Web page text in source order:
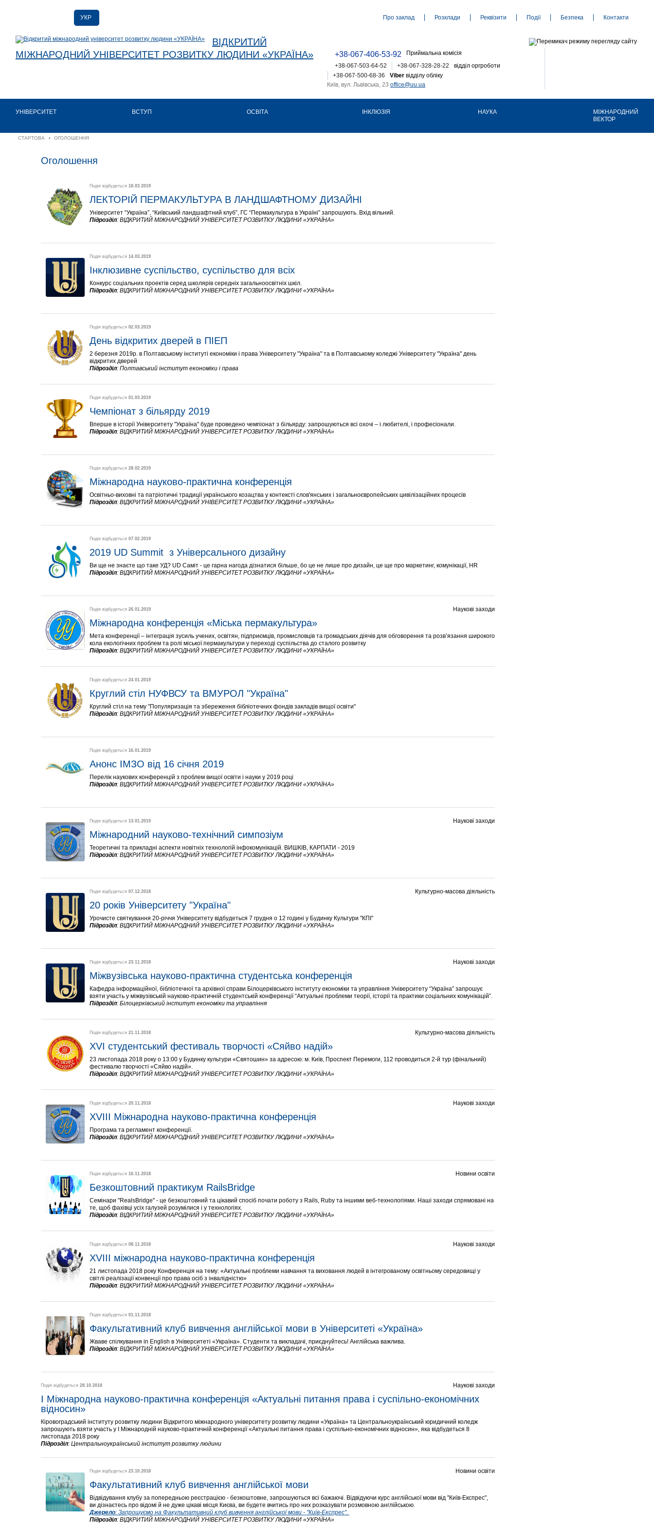
УКР
ENG
Про заклад Розклади Реквізити Події Безпека Контакти
ВІДКРИТИЙ
МІЖНАРОДНИЙ УНІВЕРСИТЕТ РОЗВИТКУ ЛЮДИНИ «УКРАЇНА»
+38-067-406-53-92
Приймальна комісія
відділ оргроботи
+38-067-503-64-52
+38-067-328-28-22
Viber відділу обліку
+38-067-500-68-36
Київ, вул. Львівська, 23 office@uu.ua
УНІВЕРСИТЕТ ВСТУП ОСВІТА ІНКЛЮЗІЯ НАУКА
МІЖНАРОДНИЙ
ВЕКТОР
СТАРТОВА › ОГОЛОШЕННЯ
Оголошення
Подія відбудеться 18.03.2019
ЛЕКТОРІЙ ПЕРМАКУЛЬТУРА В ЛАНДШАФТНОМУ ДИЗАЙНІ
Університет “Україна”, “Київський ландшафтний клуб”, ГС “Пермакультура в Україні” запрошують. Вхід вільний.
Підрозділ: ВІДКРИТИЙ МІЖНАРОДНИЙ УНІВЕРСИТЕТ РОЗВИТКУ ЛЮДИНИ «УКРАЇНА»
Подія відбудеться 14.03.2019
Інклюзивне суспільство, суспільство для всіх
Конкурс соціальних проектів серед школярів середніх загальноосвітніх шкіл.
Підрозділ: ВІДКРИТИЙ МІЖНАРОДНИЙ УНІВЕРСИТЕТ РОЗВИТКУ ЛЮДИНИ «УКРАЇНА»
Подія відбудеться 02.03.2019
День відкритих дверей в ПІЕП
2 березня 2019р. в Полтавському інституті економіки і права Університету "Україна" та в Полтавському коледжі Університету "Україна" день
відкритих дверей
Підрозділ: Полтавський інститут економіки і права
Подія відбудеться 01.03.2019
Чемпіонат з більярду 2019
Вперше в історії Університету "Україна" буде проведено чемпіонат з більярду: запрошуються всі охочі – і любителі, і професіонали.
Підрозділ: ВІДКРИТИЙ МІЖНАРОДНИЙ УНІВЕРСИТЕТ РОЗВИТКУ ЛЮДИНИ «УКРАЇНА»
Подія відбудеться 28.02.2019
Міжнародна науково-практична конференція
Освітньо-виховні та патріотичні традиції українського козацтва у контексті слов'янських і загальноєвропейських цивілізаційних процесів
Підрозділ: ВІДКРИТИЙ МІЖНАРОДНИЙ УНІВЕРСИТЕТ РОЗВИТКУ ЛЮДИНИ «УКРАЇНА»
Подія відбудеться 07.02.2019
2019 UD Summit  з Універсального дизайну
Ви ще не знаєте що таке УД? UD Саміт - це гарна нагода дізнатися більше, бо це не лише про дизайн, це ще про маркетинг, комунікації, HR
Підрозділ: ВІДКРИТИЙ МІЖНАРОДНИЙ УНІВЕРСИТЕТ РОЗВИТКУ ЛЮДИНИ «УКРАЇНА»
Наукові заходи
Подія відбудеться 26.01.2019
Міжнародна конференція «Міська пермакультура»
Мета конференції – інтеграція зусиль учених, освітян, підприємців, промисловців та громадських діячів для обговорення та розв’язання широкого
кола екологічних проблем та ролі міської пермакультури у переході суспільства до сталого розвитку
Підрозділ: ВІДКРИТИЙ МІЖНАРОДНИЙ УНІВЕРСИТЕТ РОЗВИТКУ ЛЮДИНИ «УКРАЇНА»
Подія відбудеться 24.01.2019
Круглий стіл НУФВСУ та ВМУРОЛ "Україна"
Круглий стіл на тему "Популяризація та збереження бібліотечних фондів закладів вищої освіти"
Підрозділ: ВІДКРИТИЙ МІЖНАРОДНИЙ УНІВЕРСИТЕТ РОЗВИТКУ ЛЮДИНИ «УКРАЇНА»
Подія відбудеться 16.01.2019
Анонс ІМЗО від 16 січня 2019
Перелік наукових конференцій з проблем вищої освіти і науки у 2019 році
Підрозділ: ВІДКРИТИЙ МІЖНАРОДНИЙ УНІВЕРСИТЕТ РОЗВИТКУ ЛЮДИНИ «УКРАЇНА»
Наукові заходи
Подія відбудеться 13.01.2019
Міжнародний науково-технічний симпозіум
Теоретичні та прикладні аспекти новітніх технологій інфокомунікацій. ВИШКІВ, КАРПАТИ - 2019
Підрозділ: ВІДКРИТИЙ МІЖНАРОДНИЙ УНІВЕРСИТЕТ РОЗВИТКУ ЛЮДИНИ «УКРАЇНА»
Культурно-масова діяльність
Подія відбудеться 07.12.2018
20 років Університету "Україна"
Урочисте святкування 20-річчя Університету відбудеться 7 грудня о 12 годині у Будинку Культури "КПІ"
Підрозділ: ВІДКРИТИЙ МІЖНАРОДНИЙ УНІВЕРСИТЕТ РОЗВИТКУ ЛЮДИНИ «УКРАЇНА»
Наукові заходи
Подія відбудеться 23.11.2018
Міжвузівська науково-практична студентська конференція
Кафедра інформаційної, бібліотечної та архівної справи Білоцерківського інституту економіки та управління Університету “Україна” запрошує
взяти участь у міжвузівській науково-практичній студентській конференції “Актуальні проблеми теорії, історії та практики соціальних комунікацій”.
Підрозділ: Білоцерківський інститут економіки та управління
Культурно-масова діяльність
Подія відбудеться 21.11.2018
ХVІ студентський фестиваль творчості «Сяйво надій»
23 листопада 2018 року о 13:00 у Будинку культури «Святошин» за адресою: м. Київ, Проспект Перемоги, 112 проводиться 2-й тур (фінальний)
фестивалю творчості «Сяйво надій».
Підрозділ: ВІДКРИТИЙ МІЖНАРОДНИЙ УНІВЕРСИТЕТ РОЗВИТКУ ЛЮДИНИ «УКРАЇНА»
Наукові заходи
Подія відбудеться 20.11.2018
XVIІІ Міжнародна науково-практична конференція
Програма та регламент конференції.
Підрозділ: ВІДКРИТИЙ МІЖНАРОДНИЙ УНІВЕРСИТЕТ РОЗВИТКУ ЛЮДИНИ «УКРАЇНА»
Новини освіти
Подія відбудеться 16.11.2018
Безкоштовний практикум RailsBridge
Семінари "RealsBridge" - це безкоштовний та цікавий спосіб почати роботу з Rails, Ruby та іншими веб-технологіями. Наші заходи спрямовані на
те, щоб фахівці усіх галузей розумілися і у технологіях.
Підрозділ: ВІДКРИТИЙ МІЖНАРОДНИЙ УНІВЕРСИТЕТ РОЗВИТКУ ЛЮДИНИ «УКРАЇНА»
Наукові заходи
Подія відбудеться 08.11.2018
ХVIІІ міжнародна науково-практична конференція
21 листопада 2018 року Конференція на тему: «Актуальні проблеми навчання та виховання людей в інтегрованому освітньому середовищі у
світлі реалізації конвенції про права осіб з інвалідністю»
Підрозділ: ВІДКРИТИЙ МІЖНАРОДНИЙ УНІВЕРСИТЕТ РОЗВИТКУ ЛЮДИНИ «УКРАЇНА»
Подія відбудеться 01.11.2018
Факультативний клуб вивчення англійської мови в Університеті «Україна»
Жваве спілкування in English в Університеті «Україна». Студенти та викладачі, приєднуйтесь! Англійська важлива.
Підрозділ: ВІДКРИТИЙ МІЖНАРОДНИЙ УНІВЕРСИТЕТ РОЗВИТКУ ЛЮДИНИ «УКРАЇНА»
Наукові заходи
Подія відбудеться 28.10.2018
І Міжнародна науково-практична конференція «Актуальні питання права і суспільно-економічних
відносин»
Кіровоградський інституту розвитку людини Відкритого міжнародного університету розвитку людини «Україна» та Центральноукраїнський юридичний коледж
запрошують взяти участь у І Міжнародній науково-практичній конференції «Актуальні питання права і суспільно-економічних відносин», яка відбудеться 8
листопада 2018 року
Підрозділ: Центральноукраїнський інститут розвитку людини
Новини освіти
Подія відбудеться 23.10.2018
Факультативний клуб вивчення англійської мови
Відвідування клубу за попередньою реєстрацією - безкоштовне, запрошуються всі бажаючі. Відвідуючи курс англійської мови від "Київ-Експрес",
ви дізнаєтесь про відомі й не дуже цікаві місця Києва, ви будете вчитись про них розказувати розмовною англійською.
Джерело: Запрошуємо на Факультативний клуб вивчення англійської мови - "Київ-Експрес".
Підрозділ: ВІДКРИТИЙ МІЖНАРОДНИЙ УНІВЕРСИТЕТ РОЗВИТКУ ЛЮДИНИ «УКРАЇНА»